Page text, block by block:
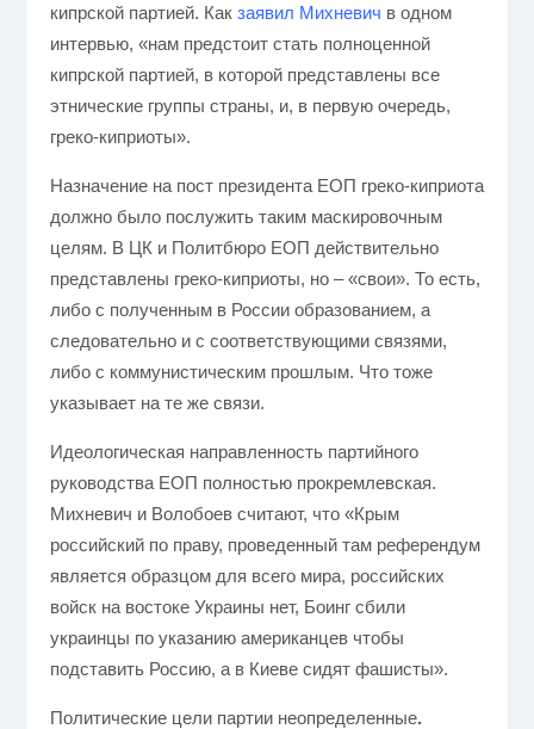
кипрской партией. Как заявил Михневич в одном
интервью, «нам предстоит стать полноценной
кипрской партией, в которой представлены все
этнические группы страны, и, в первую очередь,
греко-киприоты».
Назначение на пост президента ЕОП греко-киприота
должно было послужить таким маскировочным
целям. В ЦК и Политбюро ЕОП действительно
представлены греко-киприоты, но – «свои». То есть,
либо с полученным в России образованием, а
следовательно и с соответствующими связями,
либо с коммунистическим прошлым. Что тоже
указывает на те же связи.
Идеологическая направленность партийного
руководства ЕОП полностью прокремлевская.
Михневич и Волобоев считают, что «Крым
российский по праву, проведенный там референдум
является образцом для всего мира, российских
войск на востоке Украины нет, Боинг сбили
украинцы по указанию американцев чтобы
подставить Россию, а в Киеве сидят фашисты».
Политические цели партии неопределенные.